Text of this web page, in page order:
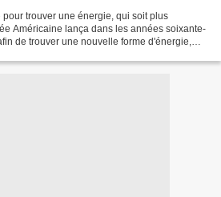
trouver une énergie, qui soit plus
Américaine lança dans les années soixante-
de trouver une nouvelle forme d'énergie,